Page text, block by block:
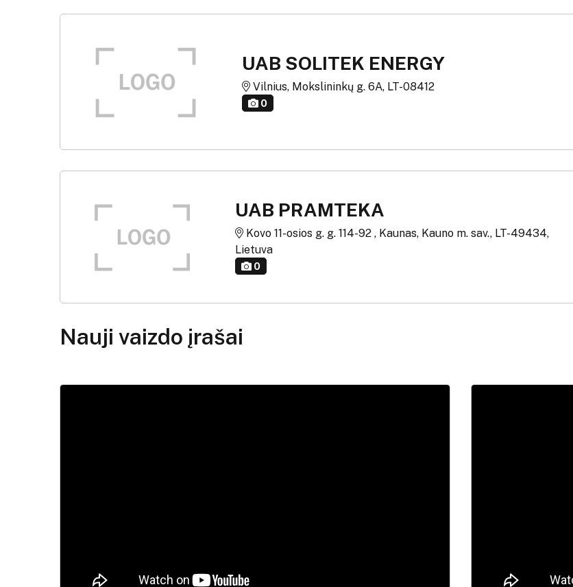
UAB SOLITEK ENERGY
Vilnius, Mokslininkų g. 6A, LT-08412
0
UAB PRAMTEKA
Kovo 11-osios g. g. 114-92 , Kaunas, Kauno m. sav., LT-49434,
Lietuva
0
Nauji vaizdo įrašai